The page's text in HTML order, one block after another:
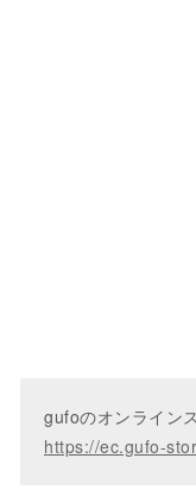
gufoのオンライン
https://ec.gufo-